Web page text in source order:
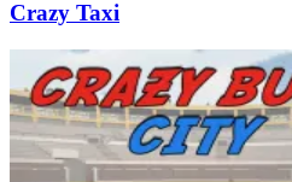
Crazy Taxi